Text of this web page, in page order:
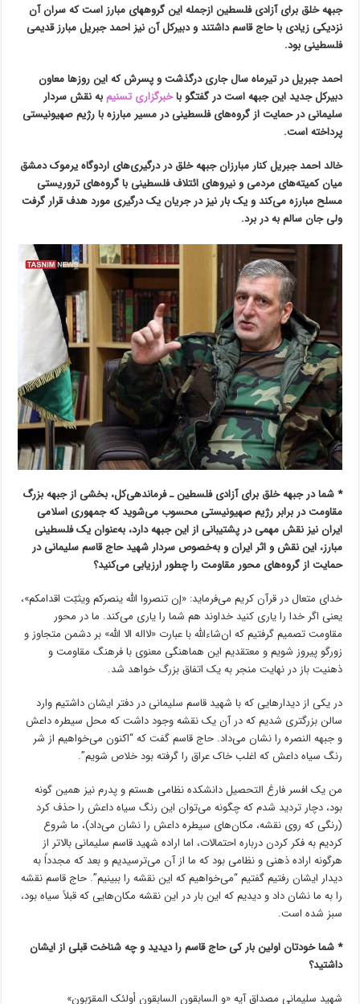
جبهه خلق برای آزادی فلسطین ازجمله این گروههای مبارز است که سران‌ آن
نزدیکی زیادی با حاج قاسم داشتند و دبیرکل آن نیز احمد جبریل مبارز قدیمی
فلسطینی بود.
احمد جبریل در تیرماه سال جاری درگذشت و پسرش که این روزها معاون
دبیرکل جدید این جبهه است در گفتگو باخبرگزاری تسنیم به نقش سردار
سلیمانی در حمایت از گروه‌های فلسطینی در مسیر مبارزه با رژیم صهیونیستی
پرداخته است.
خالد احمد جبریل کنار مبارزان جبهه خلق در درگیری‌های اردوگاه یرموک دمشق
میان کمیته‌های مردمی و نیروهای ائتلاف فلسطینی با گروه‌های تروریستی
مسلح مبارزه می‌کند و یک بار نیز در جریان یک درگیری مورد هدف قرار گرفت
ولی جان سالم به در برد.
* شما در جبهه خلق برای آزادی فلسطین ـ فرماندهی‌کل، بخشی از جبهه بزرگ
مقاومت در برابر رژیم صهیونیستی محسوب می‌شوید که جمهوری اسلامی
ایران نیز نقش مهمی در پشتیبانی از این جبهه دارد، به‌عنوان یک فلسطینی
مبارز، این نقش و اثر ایران و به‌خصوص سردار شهید حاج قاسم سلیمانی در
حمایت از گروه‌های محور مقاومت را چطور ارزیابی می‌کنید؟
خدای متعال در قرآن کریم می‌فرماید: «إن تنصروا اللّه ینصرکم ویثبّت اقدامکم»،
یعنی اگر خدا را یاری کنید خداوند هم شما را یاری می‌کند. ما در محور
مقاومت تصمیم گرفتیم که ان‌شاءالله با عبارت «لااله الا الله» بر دشمن متجاوز و
زورگو پیروز شویم و معتقدیم این هماهنگی معنوی با فرهنگ مقاومت و
ذهنیت باز در نهایت منجر به یک اتفاق بزرگ خواهد شد.
در یکی از دیدارهایی که با شهید قاسم سلیمانی در دفتر ایشان داشتیم وارد
سالن بزرگتری شدیم که در آن یک نقشه وجود داشت که محل سیطره داعش
و جبهه النصره را نشان می‌داد. حاج قاسم گفت که “اکنون می‌خواهیم از شر
رنگ سیاه داعش که اغلب خاک عراق را گرفته بود خلاص شویم”.
من یک افسر فارغ التحصیل دانشکده نظامی هستم و پدرم نیز همین گونه
بود، دچار تردید شدم که چگونه می‌توان این رنگ سیاه داعش را حذف کرد
(رنگی که روی نقشه، مکان‌های سیطره داعش را نشان می‌داد)، ما شروع
کردیم به فکر کردن درباره احتمالات، اما اراده شهید‌ قاسم‌ سلیمانی بالاتر از
هرگونه اراده ذهنی و نظامی بود که ما از آن می‌ترسیدیم و بعد که مجدداً به
دیدار ایشان رفتیم گفتیم “می‌خواهیم که این نقشه را ببینیم”. حاج قاسم نقشه
را به ما نشان داد و دیدیم که این بار در این نقشه مکان‌هایی که قبلاً سیاه بود،
سبز شده است.
* شما خودتان اولین بار کی حاج قاسم را دیدید و چه شناخت قبلی از ایشان
داشتید؟
شهید سلیمانی مصداق آیه «و السابقون السابقون أولئک المقرّبون»